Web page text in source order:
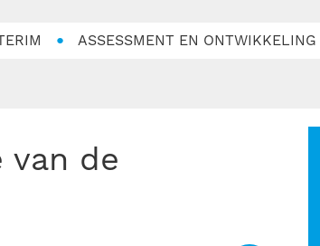
ASSESSMENT EN ONTWIKKELING